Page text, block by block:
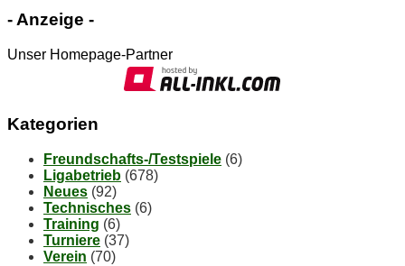
- An­zei­ge -
Unser Homepage-Partner
Ka­te­go­rien
Freundschafts-/Testspiele (6)
Ligabetrieb (678)
Neues (92)
Technisches (6)
Training (6)
Turniere (37)
Verein (70)